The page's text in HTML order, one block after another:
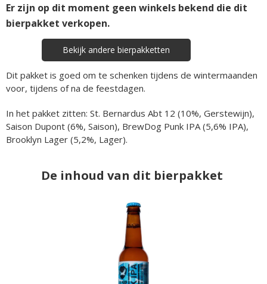
Er zijn op dit moment geen winkels bekend die dit
bierpakket verkopen.
Bekijk andere bierpakketten
Dit pakket is goed om te schenken tijdens de wintermaanden
voor, tijdens of na de feestdagen.
In het pakket zitten: St. Bernardus Abt 12 (10%, Gerstewijn),
Saison Dupont (6%, Saison), BrewDog Punk IPA (5,6% IPA),
Brooklyn Lager (5,2%, Lager).
De inhoud van dit bierpakket